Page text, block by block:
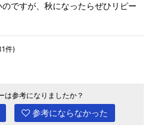
ですが、秋になったらぜひリピー
件)
は参考になりましたか？
参考にならなかった